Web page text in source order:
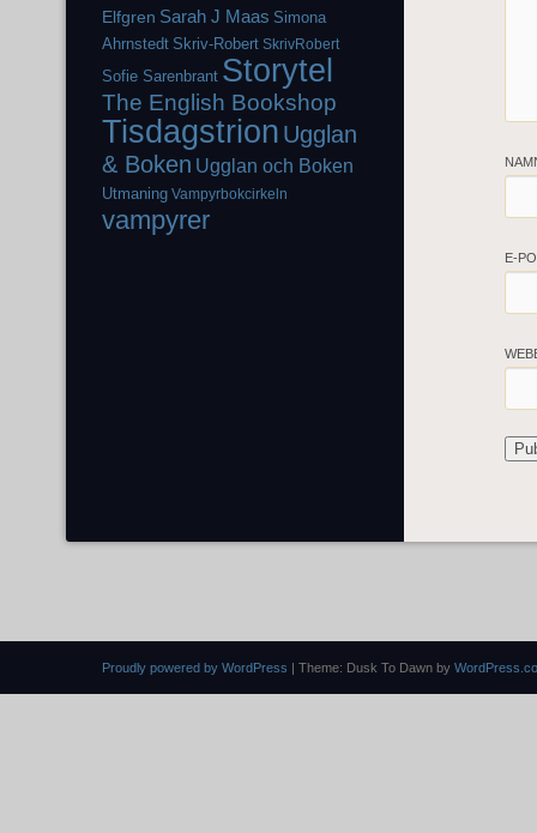
E-
Elfgren Sarah J Maas Simona
Ahrnstedt Skriv-Robert SkrivRobert
Sofie Sarenbrant Storytel
The English Bookshop
Tisdagstrion Ugglan
& Boken Ugglan och Boken
Utmaning Vampyrbokcirkeln
vampyrer
Proudly powered by WordPress | Theme: Dusk To Dawn by